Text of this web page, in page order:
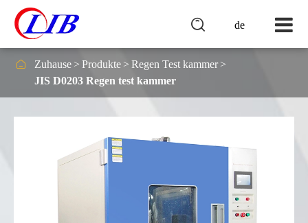
de

 Zuhause Produkte
Regen Test kammer
JIS D0203 Regen test kammer